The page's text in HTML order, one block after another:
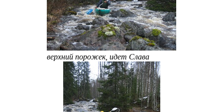
верхний порожек, идет Слава